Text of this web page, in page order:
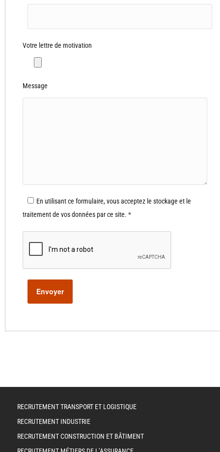
Votre lettre de motivation
Message
En utilisant ce formulaire, vous acceptez le stockage et le
traitement de vos données par ce site. *
RECRUTEMENT TRANSPORT ET LOGISTIQUE
RECRUTEMENT INDUSTRIE
RECRUTEMENT CONSTRUCTION ET BÂTIMENT